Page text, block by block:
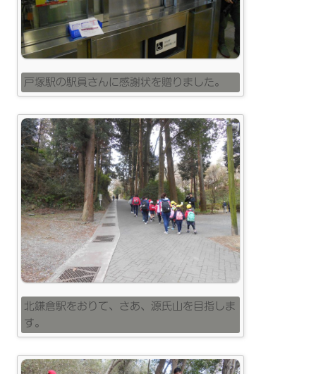
戸塚駅の駅員さんに感謝状を贈りました。
北鎌倉駅をおりて、さあ、源氏山を目指しま
す。